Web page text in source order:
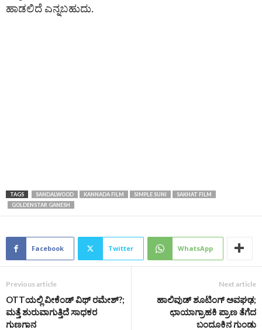
ಹಾಡಲಿದೆ ಎನ್ನಬಹುದು.
TAGS SANDALWOOD KANNADA FILM SIMPLE SUNI
SAKHAT FILM
GOLDENSTAR GANESH
Facebook Twitter WhatsApp
Previous article
OTTಯಲ್ಲಿ ವೀಕೆಂಡ್ ವಿಥ್ ರಮೇಶ್?;
ಮತ್ತೆ ಶುರುವಾಗುತ್ತಿದೆ ಸಾಧಕರ
ಗುಣಗಾನ
Next article
ಹಾಲಿವುಡ್ ಶೂಟಿಂಗ್ ಅವಘಢ;
ಛಾಯಾಗ್ರಾಹಕಿ ಪ್ರಾಣ ತೆಗೆದ
ಬಂದೂಕಿನ ಗುಂಡು